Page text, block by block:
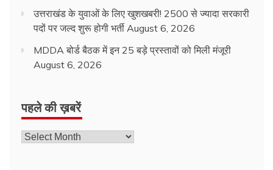
उत्तराखंड के युवाओं के लिए खुशखबरी! 2500 से ज्यादा सरकारी
पदों पर जल्द शुरू होगी भर्ती August 6, 2026
MDDA बोर्ड बैठक में इन 25 बड़े प्रस्तावों को मिली मंजूरी
August 6, 2026
पहले की ख़बरें